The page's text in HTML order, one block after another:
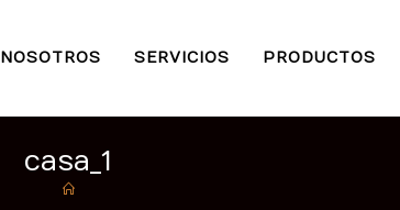
NOSOTROS SERVICIOS PRODUCTOS
casa_1